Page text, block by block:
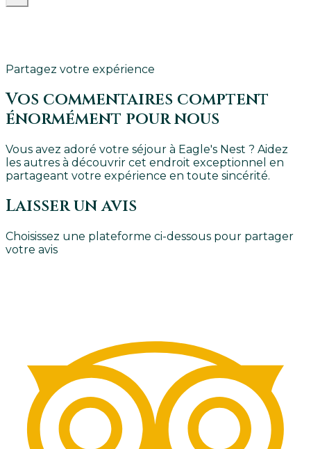
Partagez votre expérience
Vos commentaires comptent
énormément pour nous
Vous avez adoré votre séjour à Eagle's Nest ? Aidez
les autres à découvrir cet endroit exceptionnel en
partageant votre expérience en toute sincérité.
Laisser un avis
Choisissez une plateforme ci-dessous pour partager
votre avis